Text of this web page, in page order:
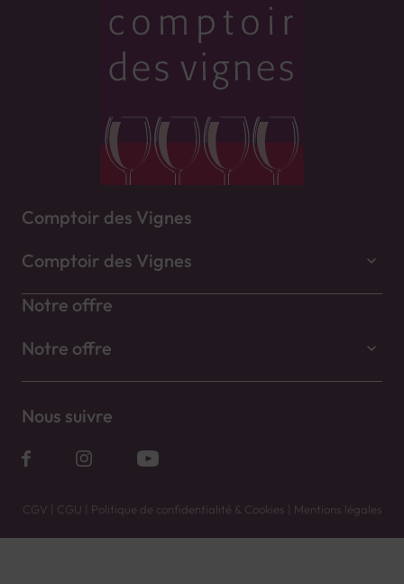
Comptoir des Vignes
Comptoir des Vignes
Notre offre
Notre offre
Nous suivre
CGV | CGU | Politique de confidentialité & Cookies | Mentions légales